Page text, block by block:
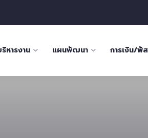
หารงาน แผนพัฒนา การเงิน/พั